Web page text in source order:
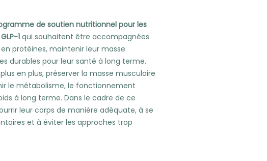
de soutien nutritionnel pour les
1 qui souhaitent être accompagnées
protéines, maintenir leur masse
durables pour leur santé à long terme.
en plus, préserver la masse musculaire
le métabolisme, le fonctionnement
à long terme. Dans le cadre de ce
leur corps de manière adéquate, à se
et à éviter les approches trop